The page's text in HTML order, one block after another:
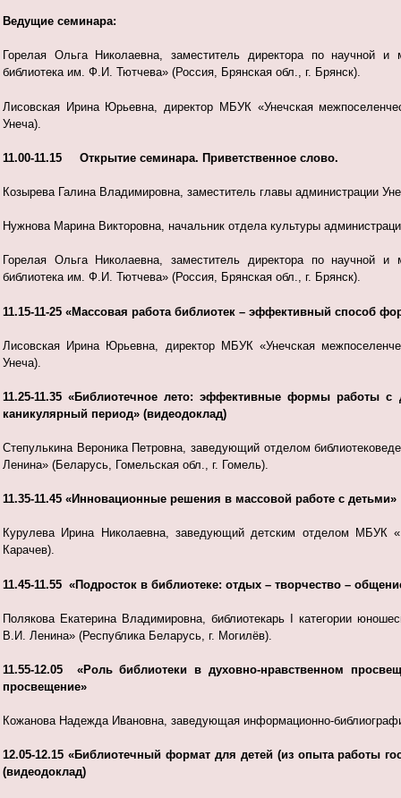
Ведущие семинара:
Горелая Ольга Николаевна, заместитель директора по научной и
библиотека им. Ф.И. Тютчева» (Россия, Брянская обл., г. Брянск).
Лисовская Ирина Юрьевна, директор МБУК «Унечская
Унеча).
11.00-11.15 Открытие семинара. Приветственное слово.
Козырева Галина Владимировна, заместитель главы администрации
Нужнова Марина Викторовна, начальник отдела культуры
Горелая Ольга Николаевна, заместитель директора по научной и
библиотека им. Ф.И. Тютчева» (Россия, Брянская обл., г. Брянск).
11.15-11-25 «Массовая работа библиотек – эффективный способ
Лисовская Ирина Юрьевна, директор МБУК «Унечская
Унеча).
11.25-11.35 «Библиотечное лето: эффективные формы работы с
каникулярный период» (видеодоклад)
Степулькина Вероника Петровна, заведующий отделом
Ленина» (Беларусь, Гомельская обл., г. Гомель).
11.35-11.45 «Инновационные решения в массовой работе с детьми»
Курулева Ирина Николаевна, заведующий детским отделом
Карачев).
11.45-11.55 «Подросток в библиотеке: отдых – творчество –
Полякова Екатерина Владимировна, библиотекарь I категории
В.И. Ленина» (Республика Беларусь, г. Могилёв).
11.55-12.05 «Роль библиотеки в духовно-нравственном
просвещение»
Кожанова Надежда Ивановна, заведующая информационно-
12.05-12.15 «Библиотечный формат для детей (из опыта работы
(видеодоклад)